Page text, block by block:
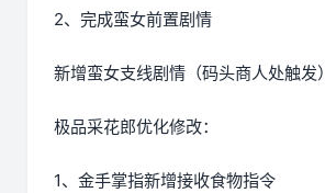
2、完成蛮女前置剧情
新增蛮女支线剧情（码头商人处触发）
极品采花郎优化修改：
1、金手掌指新增接收食物指令